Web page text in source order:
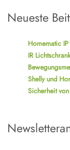
Neueste
Homematic
IR
Shelly und
Sicherheit